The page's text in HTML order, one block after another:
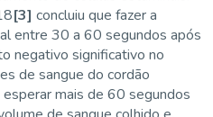
[3] concluiu que fazer a
entre 30 a 60 segundos após
negativo significativo no
de sangue do cordão
mais de 60 segundos